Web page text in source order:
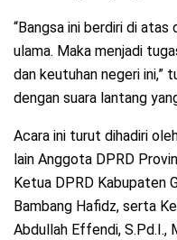
“Bangsa ini berdiri di atas
ulama. Maka menjadi
dan keutuhan negeri ini,”
dengan suara lantang
Acara ini turut dihadiri
lain Anggota DPRD
Ketua DPRD Kabupaten
Bambang Hafidz, serta
Abdullah Effendi, S.Pd.I.,